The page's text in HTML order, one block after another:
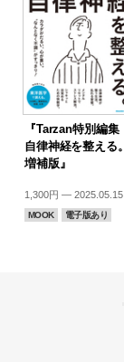
『Tarzan特別編集
自律神経を整える。
増補版』
1,300円 — 2025.05.15
MOOK 電子版あり